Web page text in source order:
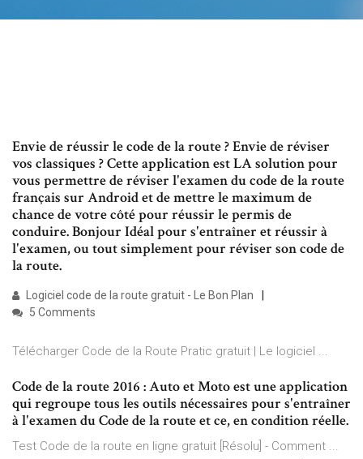
Envie de réussir le code de la route ? Envie de réviser
vos classiques ? Cette application est LA solution pour
vous permettre de réviser l'examen du code de la route
français sur Android et de mettre le maximum de
chance de votre côté pour réussir le permis de
conduire. Bonjour Idéal pour s'entraîner et réussir à
l'examen, ou tout simplement pour réviser son code de
la route.
Logiciel code de la route gratuit - Le Bon Plan
5 Comments
Télécharger Code de la Route Pratic gratuit | Le logiciel ...
Code de la route 2016 : Auto et Moto est une application
qui regroupe tous les outils nécessaires pour s'entraîner
à l'examen du Code de la route et ce, en condition réelle.
Test Code de la route en ligne gratuit [Résolu] - Comment ...